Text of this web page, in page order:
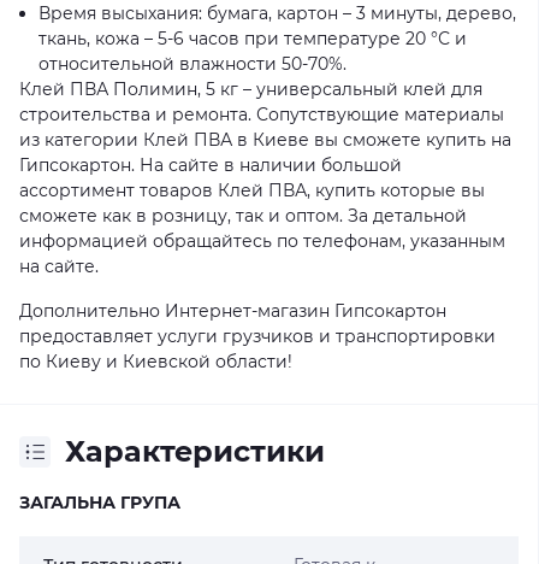
Время высыхания: бумага, картон – 3 минуты, дерево,
ткань, кожа – 5-6 часов при температуре 20 °С и
относительной влажности 50-70%.
Клей ПВА Полимин, 5 кг – универсальный клей для
строительства и ремонта. Сопутствующие материалы
из категории Клей ПВА в Киеве вы сможете купить на
Гипсокартон. На сайте в наличии большой
ассортимент товаров Клей ПВА, купить которые вы
сможете как в розницу, так и оптом. За детальной
информацией обращайтесь по телефонам, указанным
на сайте.
Дополнительно Интернет-магазин Гипсокартон
предоставляет услуги грузчиков и транспортировки
по Киеву и Киевской области!
Характеристики
ЗАГАЛЬНА ГРУПА